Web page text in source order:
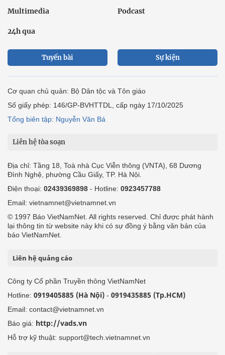
Multimedia Podcast
24h qua
Tuyến bài Sự kiện
Cơ quan chủ quản: Bộ Dân tộc và Tôn giáo
Số giấy phép: 146/GP-BVHTTDL, cấp ngày 17/10/2025
Tổng biên tập: Nguyễn Văn Bá
Liên hệ tòa soạn
Địa chỉ: Tầng 18, Toà nhà Cục Viễn thông (VNTA), 68 Dương
Đình Nghệ, phường Cầu Giấy, TP. Hà Nội.
Điện thoại: 02439369898 - Hotline: 0923457788
Email: vietnamnet@vietnamnet.vn
© 1997 Báo VietNamNet. All rights reserved. Chỉ được phát hành
lại thông tin từ website này khi có sự đồng ý bằng văn bản của
báo VietNamNet.
Liên hệ quảng cáo
Công ty Cổ phần Truyền thông VietNamNet
Hotline: 0919405885 (Hà Nội) - 0919435885 (Tp.HCM)
Email: contact@vietnamnet.vn
Báo giá: http://vads.vn
Hỗ trợ kỹ thuật: support@tech.vietnamnet.vn